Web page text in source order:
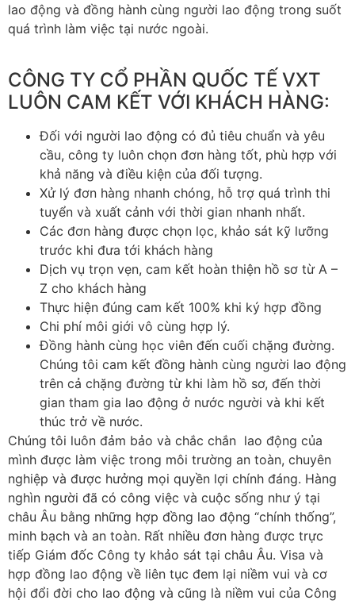
lao động và đồng hành cùng người lao động trong suốt
quá trình làm việc tại nước ngoài.
CÔNG TY CỔ PHẦN QUỐC TẾ VXT
LUÔN CAM KẾT VỚI KHÁCH HÀNG:
Đối với người lao động có đủ tiêu chuẩn và yêu
cầu, công ty luôn chọn đơn hàng tốt, phù hợp với
khả năng và điều kiện của đối tượng.
Xử lý đơn hàng nhanh chóng, hỗ trợ quá trình thi
tuyển và xuất cảnh với thời gian nhanh nhất.
Các đơn hàng được chọn lọc, khảo sát kỹ lưỡng
trước khi đưa tới khách hàng
Dịch vụ trọn vẹn, cam kết hoàn thiện hồ sơ từ A –
Z cho khách hàng
Thực hiện đúng cam kết 100% khi ký hợp đồng
Chi phí môi giới vô cùng hợp lý.
Đồng hành cùng học viên đến cuối chặng đường.
Chúng tôi cam kết đồng hành cùng người lao động
trên cả chặng đường từ khi làm hồ sơ, đến thời
gian tham gia lao động ở nước người và khi kết
thúc trở về nước.
Chúng tôi luôn đảm bảo và chắc chắn lao động của
mình được làm việc trong môi trường an toàn, chuyên
nghiệp và được hưởng mọi quyền lợi chính đáng. Hàng
nghìn người đã có công việc và cuộc sống như ý tại
châu Âu bằng những hợp đồng lao động “chính thống”,
minh bạch và an toàn. Rất nhiều đơn hàng được trực
tiếp Giám đốc Công ty khảo sát tại châu Âu. Visa và
hợp đồng lao động về liên tục đem lại niềm vui và cơ
hội đổi đời cho lao động và cũng là niềm vui của Công